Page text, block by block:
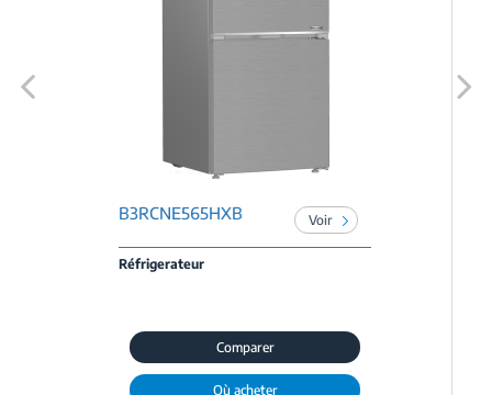
B3RCNE565HXB Voir
Réfrigerateur
Comparer
Où acheter